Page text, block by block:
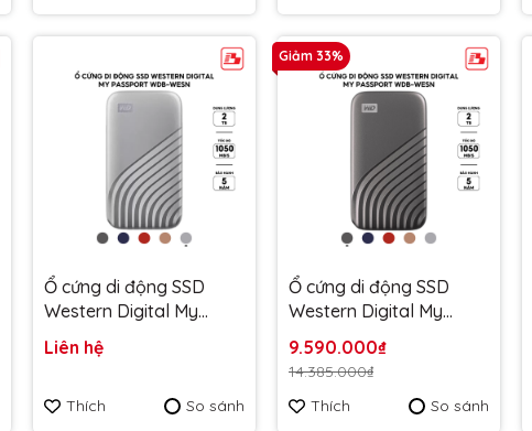
Ổ cứng di động SSD
Western Digital My
Bạc WDBAGF0020BSL-
Liên hệ
Thích So sánh
Giảm 33%
Ổ cứng di động SSD
Western Digital My
Xám WDBAGF0020BGY-
WESN - Bảo hành 5 năm
9.590.000₫
14.385.000₫
Thích
So sánh